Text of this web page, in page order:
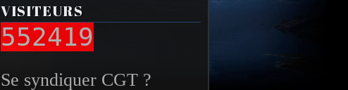
VISITEURS
552419
Se syndiquer CGT ?